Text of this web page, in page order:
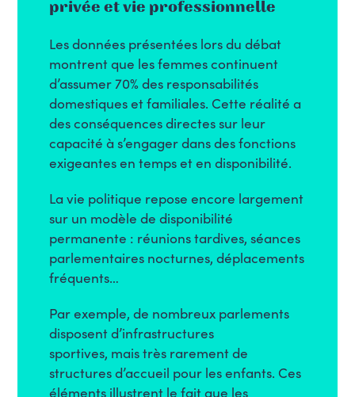
privée et vie professionnelle
Les données présentées lors du débat
montrent que les femmes continuent
d’assumer 70% des responsabilités
domestiques et familiales. Cette réalité a
des conséquences directes sur leur
capacité à s’engager dans des fonctions
exigeantes en temps et en disponibilité.
La vie politique repose encore largement
sur un modèle de disponibilité
permanente : réunions tardives, séances
parlementaires nocturnes, déplacements
fréquents…
Par exemple, de nombreux parlements
disposent d’infrastructures
sportives, mais très rarement de
structures d’accueil pour les enfants. Ces
éléments illustrent le fait que les